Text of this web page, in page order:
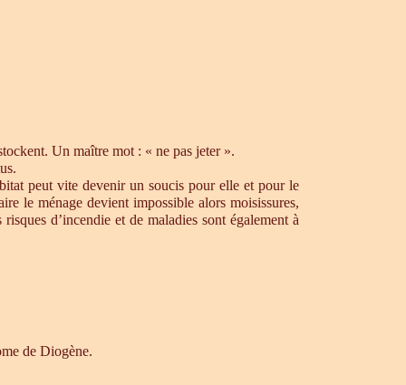
Un maître mot : « ne pas jeter ».
peut vite devenir un soucis pour elle et pour le
le ménage devient impossible alors moisissures,
d’incendie et de maladies sont également à
de Diogène.